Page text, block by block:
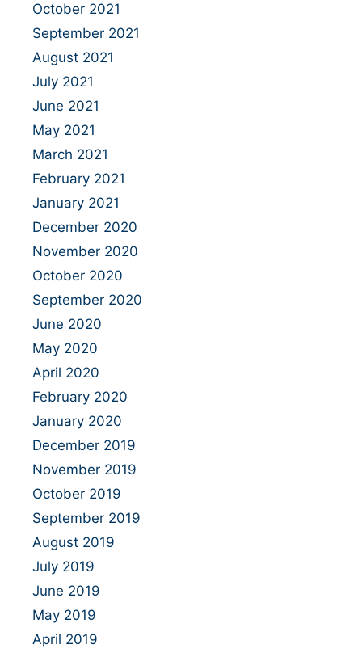
October 2021
September 2021
August 2021
July 2021
June 2021
May 2021
March 2021
February 2021
January 2021
December 2020
November 2020
October 2020
September 2020
June 2020
May 2020
April 2020
February 2020
January 2020
December 2019
November 2019
October 2019
September 2019
August 2019
July 2019
June 2019
May 2019
April 2019